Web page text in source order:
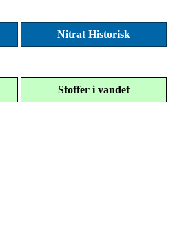
Nitrat Historisk
Stoffer i vandet